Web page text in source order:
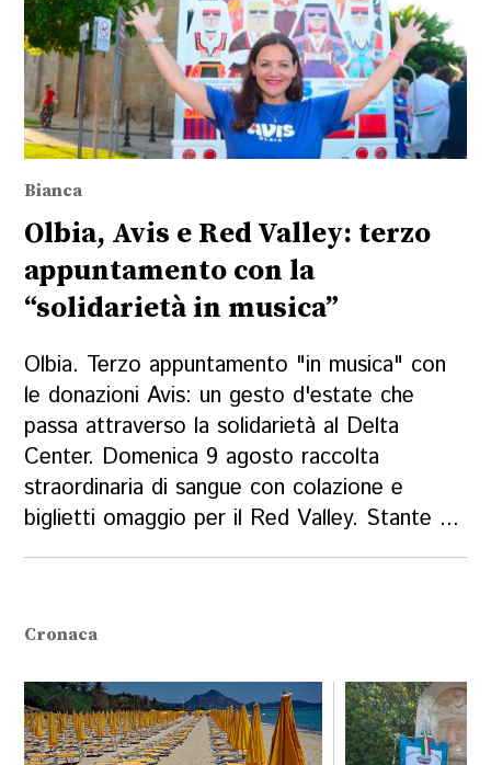
Bianca
Olbia, Avis e Red Valley: terzo
appuntamento con la
“solidarietà in musica”
Olbia. Terzo appuntamento "in musica" con
le donazioni Avis: un gesto d'estate che
passa attraverso la solidarietà al Delta
Center. Domenica 9 agosto raccolta
straordinaria di sangue con colazione e
biglietti omaggio per il Red Valley. Stante ...
Cronaca